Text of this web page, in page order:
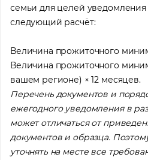
семьи для целей уведомления
следующий расчёт:
Величина прожиточного
Величина прожиточного
вашем регионе) × 12 месяцев.
Перечень документов и
ежегодного уведомления в
может отличаться от
документов и образца.
уточнять на месте все